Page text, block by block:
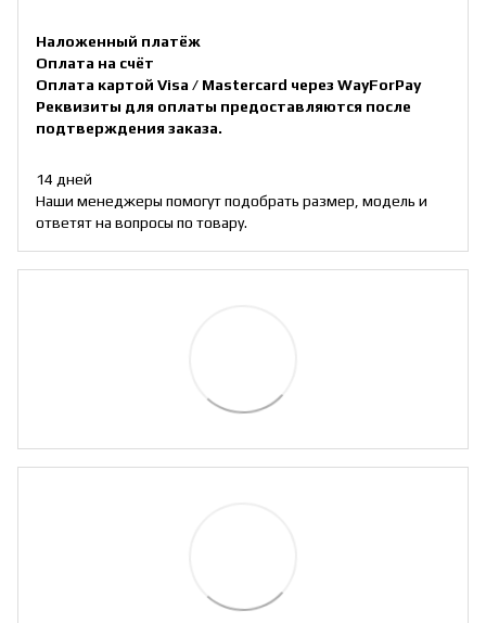
Наложенный платёж
Оплата на счёт
Оплата картой Visa / Mastercard через WayForPay
Реквизиты для оплаты предоставляются после
подтверждения заказа.
14 дней
Наши менеджеры помогут подобрать размер, модель и
ответят на вопросы по товару.